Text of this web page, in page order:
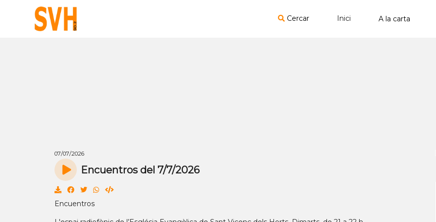
Cercar Inici
07/07/2026
Encuentros del 7/7/2026
Encuentros